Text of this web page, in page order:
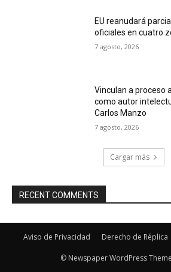
EU reanudará
oficiales en cuatro
7 agosto, 2026
Vinculan a proceso a
como autor
Carlos Manzo
7 agosto, 2026
Cargar más
RECENT COMMENTS
Aviso de Privacidad Derecho de Réplica
© Newspaper WordPress